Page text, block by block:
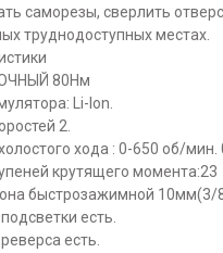
саморезы, сверлить
труднодоступных местах.
80Нм
Li-lon.
2.
хода : 0-650 об/
крутящего момента:23
быстрозажимной 10мм(3/
есть.
есть.